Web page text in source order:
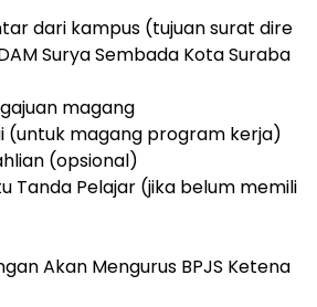
dari kampus (tujuan surat dire
Surya Sembada Kota Suraba
magang
(untuk magang program kerja)
(opsional)
Tanda Pelajar (jika belum memili
Akan Mengurus BPJS Ketena